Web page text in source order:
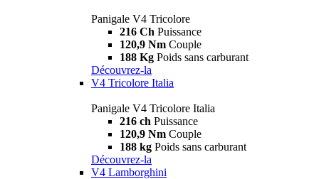
Panigale V4 Tricolore
216 Ch Puissance
120,9 Nm Couple
188 Kg Poids sans carburant
Découvrez-la
V4 Tricolore Italia
Panigale V4 Tricolore Italia
216 ch Puissance
120,9 Nm Couple
188 kg Poids sans carburant
Découvrez-la
V4 Lamborghini